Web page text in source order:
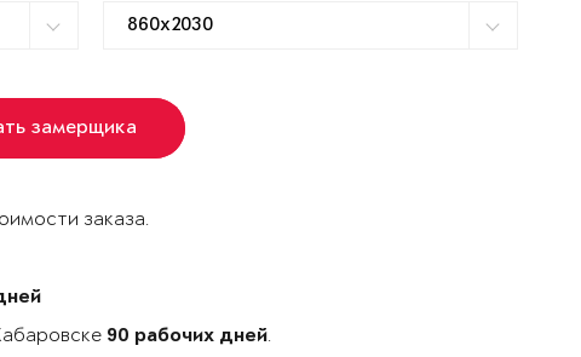
замерщика
заказа.
90 рабочих дней.